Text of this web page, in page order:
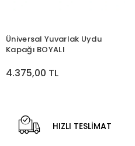
Üniversal Yuvarlak Uydu
Kapağı BOYALI
4.375,00 TL
HIZLI TESLİMAT